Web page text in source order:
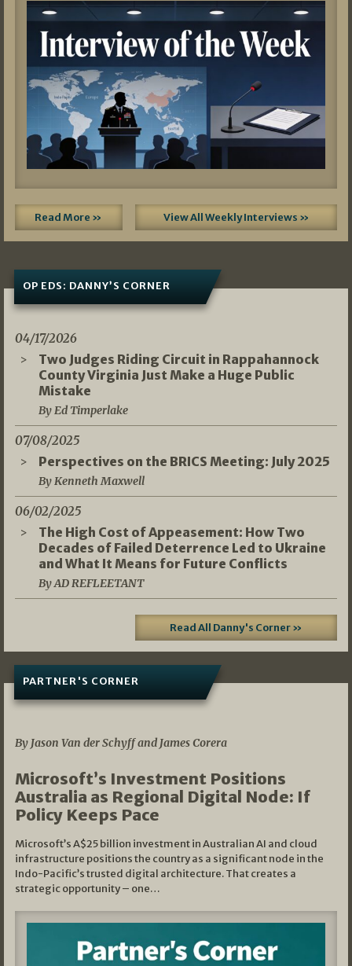
Read More » View All Weekly Interviews »
OP EDS: DANNY’S CORNER
04/17/2026
Two Judges Riding Circuit in Rappahannock
County Virginia Just Make a Huge Public
Mistake
By Ed Timperlake
07/08/2025
Perspectives on the BRICS Meeting: July 2025
By Kenneth Maxwell
06/02/2025
The High Cost of Appeasement: How Two
Decades of Failed Deterrence Led to Ukraine
and What It Means for Future Conflicts
By AD REFLEETANT
Read All Danny's Corner »
PARTNER'S CORNER
By Jason Van der Schyff and James Corera
Microsoft’s Investment Positions
Australia as Regional Digital Node: If
Policy Keeps Pace
Microsoft’s A$25 billion investment in Australian AI and cloud
infrastructure positions the country as a significant node in the
Indo-Pacific’s trusted digital architecture. That creates a
strategic opportunity – one…